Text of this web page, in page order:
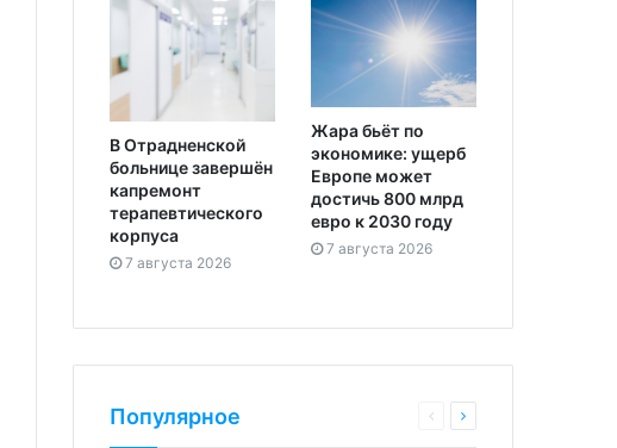
В Отрадненской
больнице завершён
капремонт
терапевтического
корпуса
7 августа 2026
Жара бьёт по
экономике: ущерб
Европе может
достичь 800 млрд
евро к 2030 году
7 августа 2026
Популярное